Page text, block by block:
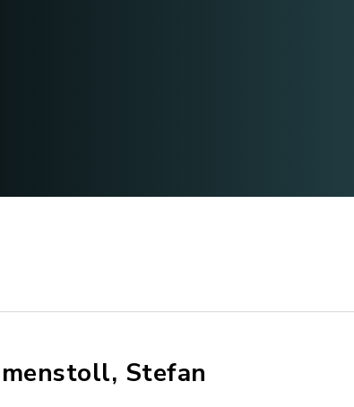
Stefan